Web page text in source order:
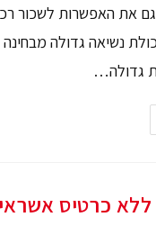
את האפשרות לשכור
נשיאה גדולה
גדולה…
כרטיס